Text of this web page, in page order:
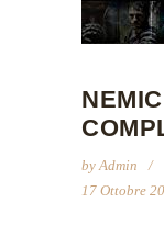
byAdmin
17 Ottobre